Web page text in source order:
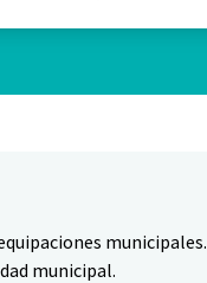
municipales.
municipal.